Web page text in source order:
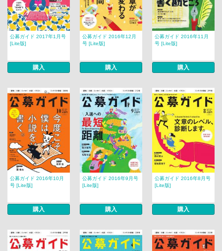
公募ガイド 2017年1月号
[Lite版]
購入
公募ガイド 2016年12月
号 [Lite版]
購入
公募ガイド 2016年11月
号 [Lite版]
購入
公募ガイド 2016年10月
号 [Lite版]
購入
公募ガイド 2016年9月号
[Lite版]
購入
公募ガイド 2016年8月号
[Lite版]
購入